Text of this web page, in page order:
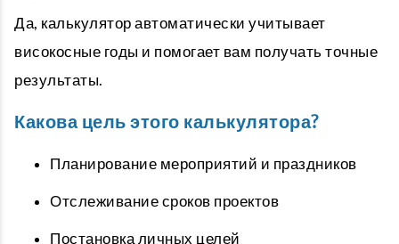
Да, калькулятор автоматически учитывает
високосные годы и помогает вам получать точные
результаты.
Какова цель этого калькулятора?
Планирование мероприятий и праздников
Отслеживание сроков проектов
Постановка личных целей